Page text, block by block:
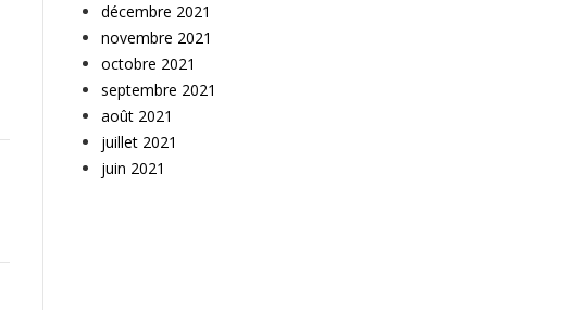
décembre 2021
novembre 2021
octobre 2021
septembre 2021
août 2021
juillet 2021
juin 2021